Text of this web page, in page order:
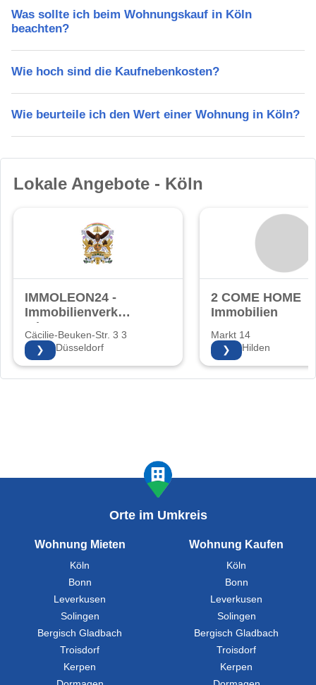
Was sollte ich beim Wohnungskauf in Köln
beachten?
Wie hoch sind die Kaufnebenkosten?
Wie beurteile ich den Wert einer Wohnung in Köln?
Lokale Angebote - Köln
IMMOLEON24 -
Immobilienverkauf
mit Herz!
Cäcilie-Beuken-Str. 3 3
40597 Düsseldorf
❯
2 COME HOME
Immobilien
Markt 14
40721 Hilden
❯
Orte im Umkreis
Wohnung Mieten
Köln
Bonn
Leverkusen
Solingen
Bergisch Gladbach
Troisdorf
Kerpen
Wohnung Kaufen
Köln
Bonn
Leverkusen
Solingen
Bergisch Gladbach
Troisdorf
Kerpen